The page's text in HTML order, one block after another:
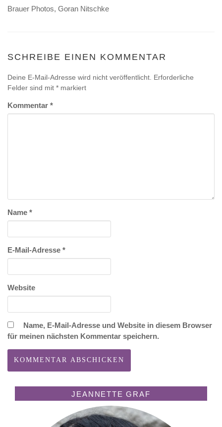
Brauer Photos, Goran Nitschke
SCHREIBE EINEN KOMMENTAR
Deine E-Mail-Adresse wird nicht veröffentlicht. Erforderliche
Felder sind mit * markiert
Kommentar *
Name *
E-Mail-Adresse *
Website
Name, E-Mail-Adresse und Website in diesem Browser
für meinen nächsten Kommentar speichern.
JEANNETTE GRAF